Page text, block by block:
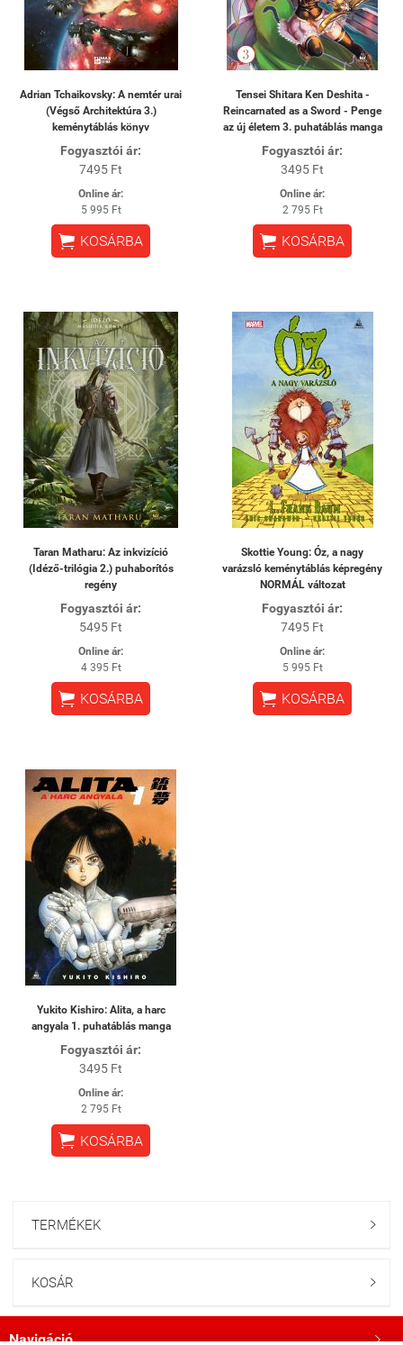
Adrian Tchaikovsky: A nemtér urai
(Végső Architektúra 3.)
keménytáblás könyv
Fogyasztói ár:
7495 Ft
Online ár:
5 995 Ft
 KOSÁRBA
Tensei Shitara Ken Deshita -
Reincarnated as a Sword - Penge
az új életem 3. puhatáblás manga
Fogyasztói ár:
3495 Ft
Online ár:
2 795 Ft
 KOSÁRBA
Taran Matharu: Az inkvizíció
(Idéző-trilógia 2.) puhaborítós
regény
Fogyasztói ár:
5495 Ft
Online ár:
4 395 Ft
 KOSÁRBA
Skottie Young: Óz, a nagy
varázsló keménytáblás képregény
NORMÁL változat
Fogyasztói ár:
7495 Ft
Online ár:
5 995 Ft
 KOSÁRBA
Yukito Kishiro: Alita, a harc
angyala 1. puhatáblás manga
Fogyasztói ár:
3495 Ft
Online ár:
2 795 Ft
 KOSÁRBA
TERMÉKEK 
KOSÁR 
Navigáció 